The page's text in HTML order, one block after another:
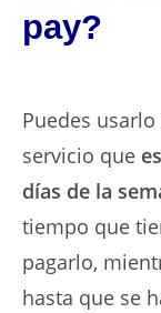
pay?
Puedes
servicio que
días de la
tiempo que
pagarlo,
hasta que se